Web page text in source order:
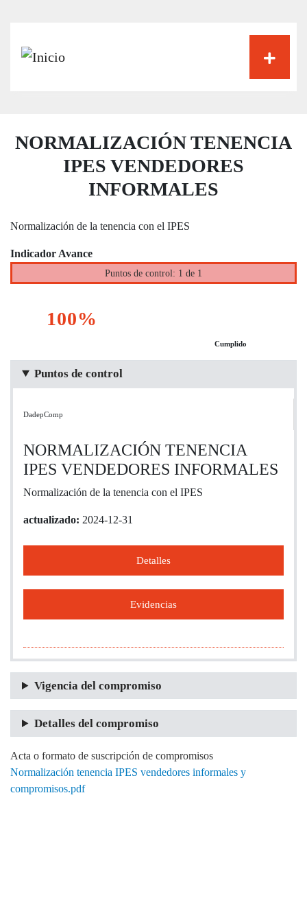
NORMALIZACIÓN TENENCIA
IPES VENDEDORES
INFORMALES
Normalización de la tenencia con el IPES
Indicador Avance
Puntos de control: 1 de 1
100%
Cumplido
Puntos de control
DadepComp
NORMALIZACIÓN TENENCIA
IPES VENDEDORES INFORMALES
Normalización de la tenencia con el IPES
actualizado: 2024-12-31
Detalles
Evidencias
Vigencia del compromiso
Detalles del compromiso
Acta o formato de suscripción de compromisos
Normalización tenencia IPES vendedores informales y
compromisos.pdf